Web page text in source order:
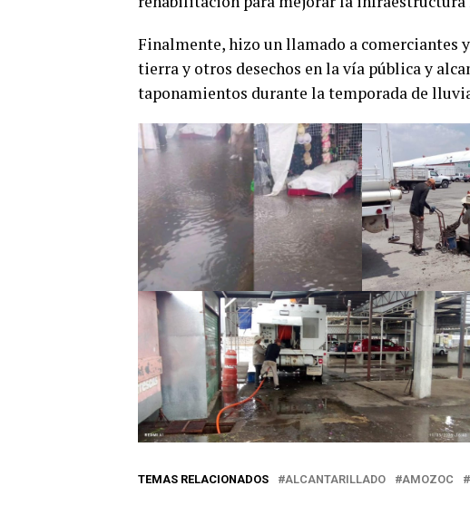
Finalmente, hizo un llamado a comerciantes
tierra y otros desechos en la vía pública y
taponamientos durante la temporada de
TEMAS RELACIONADOS ALCANTARILLADO AMOZOC